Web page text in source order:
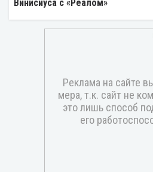
Винисиуса с «Реалом»